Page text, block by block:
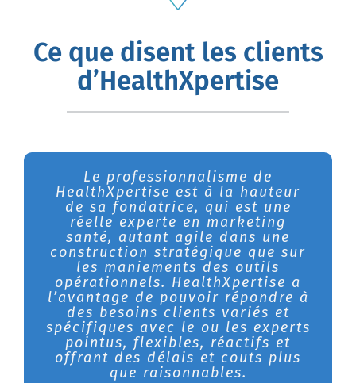
Ce que disent les clients
d’HealthXpertise
Le professionnalisme de
HealthXpertise est à la hauteur
de sa fondatrice, qui est une
réelle experte en marketing
santé, autant agile dans une
construction stratégique que sur
les maniements des outils
opérationnels. HealthXpertise a
l’avantage de pouvoir répondre à
des besoins clients variés et
spécifiques avec le ou les experts
pointus, flexibles, réactifs et
offrant des délais et couts plus
que raisonnables.
J’ai travaillé à plusieurs reprises
avec Isabelle Génin et n’hésite
pas à recommander ses
compétences. Sa capacité à se
mettre à la place du client et à
tenir compte à la fois des
besoins techniques et de la
personnalité de ce dernier, en
fait une valeur ajoutée
indéniable aux services qu’elle
apporte.